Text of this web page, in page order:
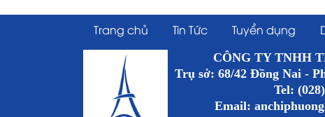
Trang chủ Tin Tức Tuyển dụng
CÔNG TY TNHH TM
Trụ sở: 68/42 Đồng Nai -
Tel:
Email: